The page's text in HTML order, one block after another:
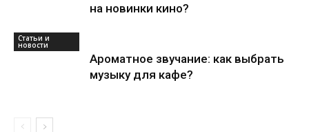
на новинки кино?
Статьи и
новости
Ароматное звучание: как выбрать
музыку для кафе?